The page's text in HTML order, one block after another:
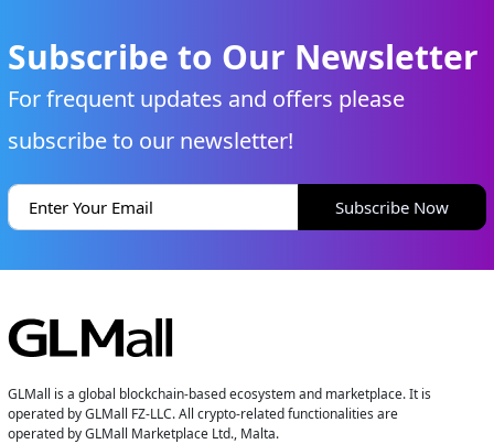
Subscribe to Our Newsletter
For frequent updates and offers please
subscribe to our newsletter!
Subscribe Now
GLMall is a global blockchain-based ecosystem and marketplace. It is
operated by GLMall FZ-LLC. All crypto-related functionalities are
operated by GLMall Marketplace Ltd., Malta.